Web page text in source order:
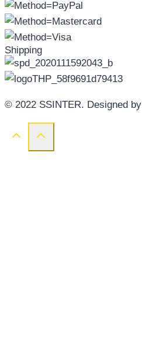
Shipping
© 2022 SSINTER. Designed by